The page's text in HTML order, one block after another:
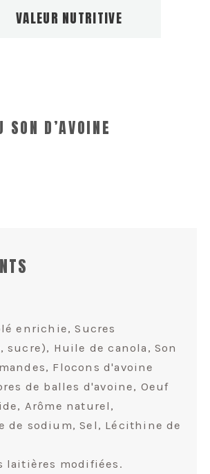
VALEUR NUTRITIVE
D’AVOINE
enrichie, Sucres
sucre), Huile de canola, Son
Flocons d'avoine
de balles d'avoine, Oeuf
Arôme naturel,
de sodium, Sel, Lécithine de
laitières modifiées.